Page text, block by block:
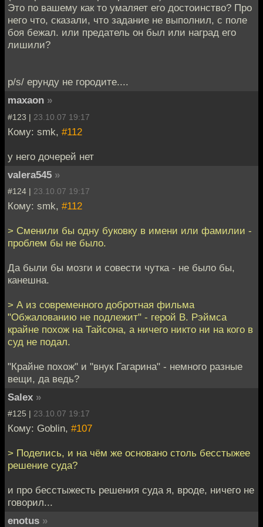
Это по вашему как то умаляет его достоинство? Про
него что, сказали, что задание не выполнил, с поле
боя бежал. или предатель он был или наград его
лишили?
p/s/ ерунду не городите....
maxaon »
#123 | 23.10.07 19:17
Кому: smk, #112
у него дочерей нет
valera545 »
#124 | 23.10.07 19:17
Кому: smk, #112
> Сменили бы одну буковку в имени или фамилии -
проблем бы не было.
Да были бы мозги и совести чутка - не было бы,
канешна.
> А из современного добротная фильма
"Обжалованию не подлежит" - герой В. Рэймса
крайне похож на Тайсона, а ничего никто ни на кого в
суд не подал.
"Крайне похож" и "внук Гагарина" - немного разные
вещи, да ведь?
Salex »
#125 | 23.10.07 19:17
Кому: Goblin, #107
> Поделись, и на чём же основано столь бесстыжее
решение суда?
и про бесстыжесть решения суда я, вроде, ничего не
говорил...
enotus »